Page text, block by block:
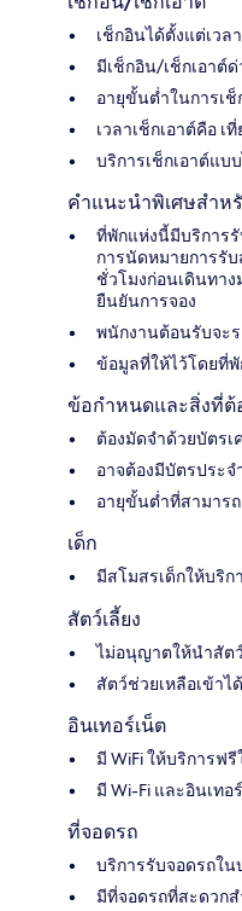
เช็กอินได้ตั้งแต่เวล
มีเช็กอิน/เช็กเอาต์
อายุขั้นต่ำในการเช็
เวลาเช็กเอาต์คือ เที่
บริการเช็กเอาต์แบ
คำแนะนำพิเศษสำห
ที่พักแห่งนี้มีบริการ
การนัดหมายการรั
ชั่วโมงก่อนเดินทา
ยืนยันการจอง
พนักงานต้อนรับจะ
ข้อมูลที่ให้ไว้โดยที่
ข้อกำหนดและสิ่งที่ต้
ต้องมัดจำด้วยบัตรเ
อาจต้องมีบัตรประ
อายุขั้นต่ำที่สามารถ
เด็ก
มีสโมสรเด็กให้บริก
สัตว์เลี้ยง
ไม่อนุญาตให้นำสัตว์
สัตว์ช่วยเหลือเข้าได้
อินเทอร์เน็ต
มี WiFi ให้บริการฟ
มี Wi-Fi และอินเท
ที่จอดรถ
บริการรับจอดรถใน
มีที่จอดรถที่สะดวก